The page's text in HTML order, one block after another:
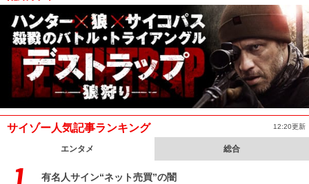
サイゾー人気記事ランキング 12:20更新
エンタメ 総合
有名人サイン“ネット売買”の闇